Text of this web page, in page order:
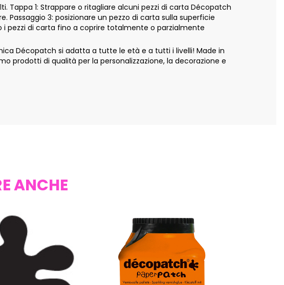
Tappa 1: Strappare o ritagliare alcuni pezzi di carta Décopatch
Passaggio 3: posizionare un pezzo di carta sulla superficie
i pezzi di carta fino a coprire totalmente o parzialmente
Décopatch si adatta a tutte le età e a tutti i livelli! Made in
prodotti di qualità per la personalizzazione, la decorazione e
ANCHE